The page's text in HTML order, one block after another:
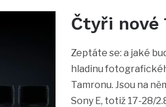
Čtyři nové
Zeptáte se: a jaké
hladinu
Tamronu. Jsou na
Sony E, totiž 17-28/